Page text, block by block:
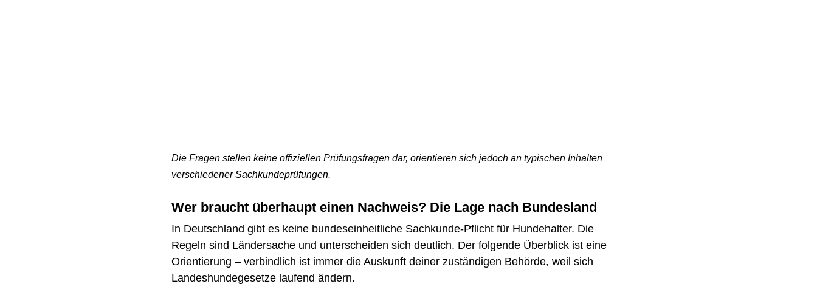
Die Fragen stellen keine offiziellen Prüfungsfragen dar, orientieren sich jedoch an typischen Inhalten
verschiedener Sachkundeprüfungen.
Wer braucht überhaupt einen Nachweis? Die Lage nach Bundesland
In Deutschland gibt es keine bundeseinheitliche Sachkunde-Pflicht für Hundehalter. Die
Regeln sind Ländersache und unterscheiden sich deutlich. Der folgende Überblick ist eine
Orientierung – verbindlich ist immer die Auskunft deiner zuständigen Behörde, weil sich
Landeshundegesetze laufend ändern.